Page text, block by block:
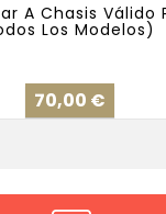
A Chasis Válido
Los Modelos)
70,00 €